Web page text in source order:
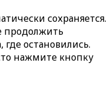
сохраняется.
продолжить
остановились.
нажмите кнопку